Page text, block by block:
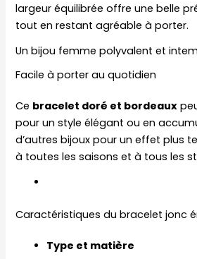
largeur équilibrée offre une belle
tout en restant agréable à porter.
Un bijou femme polyvalent et
Facile à porter au quotidien
Ce bracelet doré et bordeaux
pour un style élégant ou en
d’autres bijoux pour un effet plus
à toutes les saisons et à tous les
Caractéristiques du bracelet jonc
Type et matière